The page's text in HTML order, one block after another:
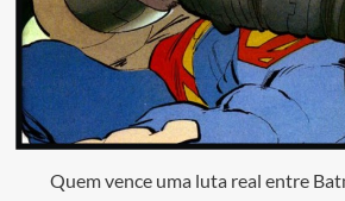
Quem vence uma luta real entre